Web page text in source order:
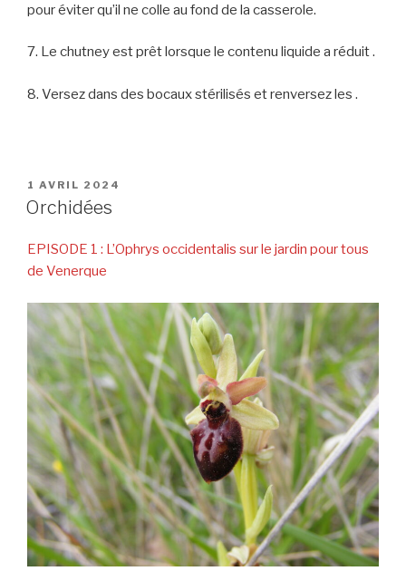
pour éviter qu’il ne colle au fond de la casserole.
7. Le chutney est prêt lorsque le contenu liquide a réduit .
8. Versez dans des bocaux stérilisés et renversez les .
PUBLIÉ
LE
1 AVRIL 2024
Orchidées
EPISODE 1 : L’Ophrys occidentalis sur le jardin pour tous
de Venerque